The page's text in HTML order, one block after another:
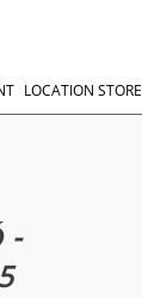
LOCATION STORE
-